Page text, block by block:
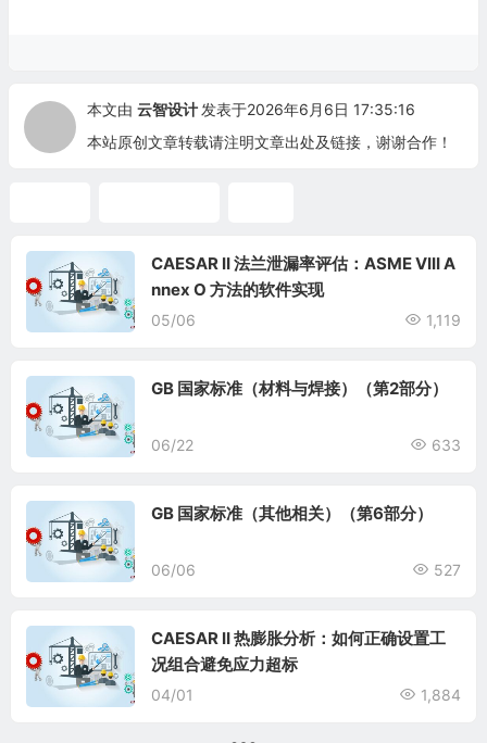
本文由 云智设计 发表于2026年6月6日 17:35:16
本站原创文章转载请注明文章出处及链接，谢谢合作！
CAESAR II 法兰泄漏率评估：ASME VIII A
nnex O 方法的软件实现
05/06 1,119
GB 国家标准（材料与焊接）（第2部分）
06/22 633
GB 国家标准（其他相关）（第6部分）
06/06 527
CAESAR II 热膨胀分析：如何正确设置工
况组合避免应力超标
04/01 1,884